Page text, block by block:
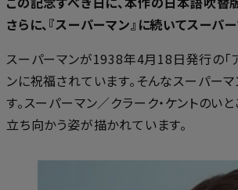
さらに、『スーパーマン』に続いてスー
スーパーマンが1938年4月18日発行の「
ンに祝福されています。そんなスーパー
す。スーパーマン／クラーク・ケントの
立ち向かう姿が描かれています。